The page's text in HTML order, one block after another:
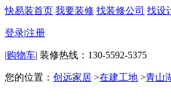
快易装首页 我要装修 找装修公司 找设
登录|注册
|购物车| 装修热线：130-5592-5375
您的位置： 创远家居 >在建工地 >青山